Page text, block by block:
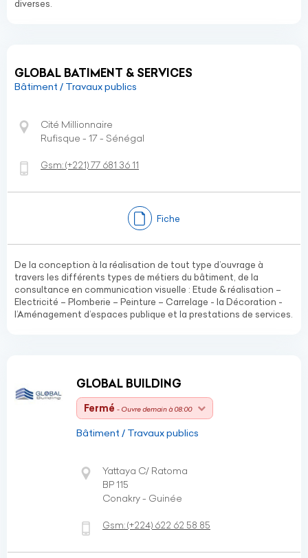
diverses.
GLOBAL BATIMENT & SERVICES
Bâtiment / Travaux publics
Cité Millionnaire
Rufisque - 17 - Sénégal
Gsm:(+221)77 681 36 11
Fiche
De la conception à la réalisation de tout type d’ouvrage à
travers les différents types de métiers du bâtiment, de la
consultance en communication visuelle : Etude & réalisation –
Electricité – Plomberie – Peinture – Carrelage - la Décoration -
l’Aménagement d’espaces publique et la prestations de services.
GLOBAL BUILDING
Fermé - Ouvre demain à 08:00
Bâtiment / Travaux publics
Yattaya C/ Ratoma
BP 115
Conakry - Guinée
Gsm:(+224) 622 62 58 85